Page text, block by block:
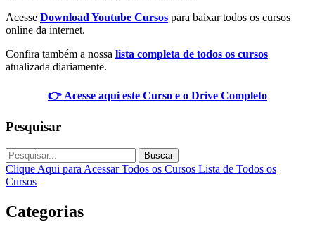
Acesse Download Youtube Cursos para baixar todos os cursos
online da internet.
Confira também a nossa lista completa de todos os cursos
atualizada diariamente.
👉 Acesse aqui este Curso e o Drive Completo
Pesquisar
Buscar
Clique Aqui para Acessar Todos os Cursos Lista de Todos os
Cursos
Categorias